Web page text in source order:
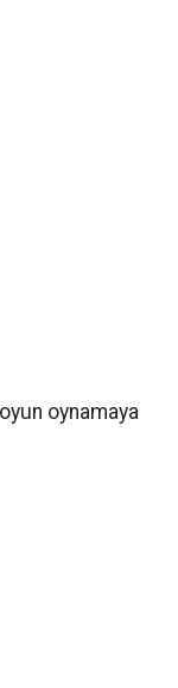
oynamaya